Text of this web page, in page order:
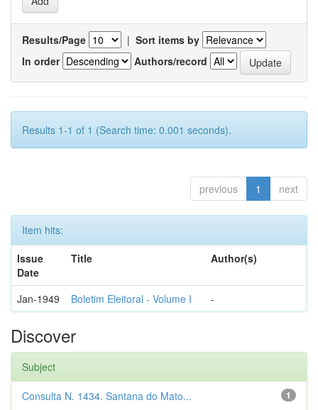
Results/Page | Sort items by
In order
Authors/record
Results 1-1 of 1 (Search time: 0.001 seconds).
previous 1 next
Item hits:
Issue
Date
Title Author(s)
Jan-1949 Boletim Eleitoral - Volume I -
Discover
Subject
1
Consulta N. 1434. Santana do Mato...